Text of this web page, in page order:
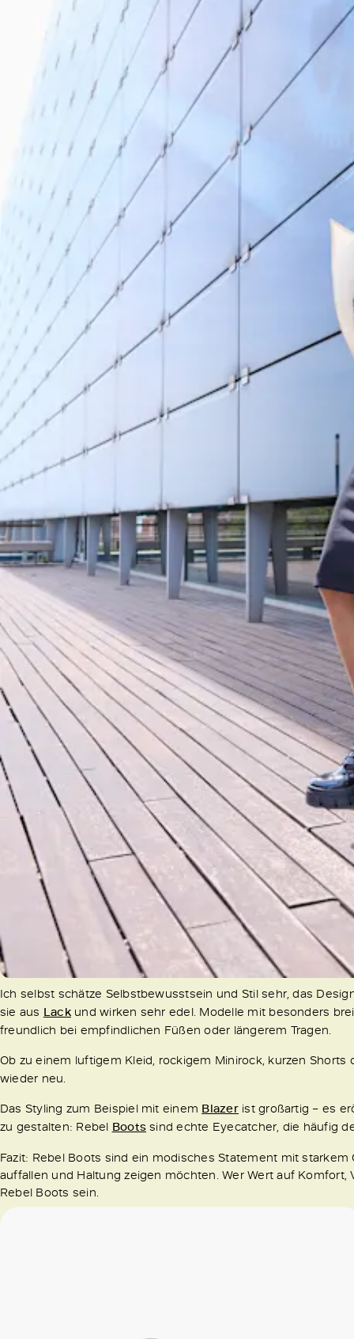
Ich selbst schätze Selbstbewusstsein und Stil sehr, das
sie aus Lackund wirken sehr edel. Modelle mit besonders
freundlich bei empfindlichen Füßen oder längerem Tragen.
Ob zu einem luftigem Kleid, rockigem Minirock, kurzen
wieder neu.
Das Styling zum Beispiel mit einem Blazerist großartig – es
zu gestalten: Rebel Boots sind echte Eyecatcher, die häufig
Fazit: Rebel Boots sind ein modisches Statement mit
auffallen und Haltung zeigen möchten. Wer Wert auf
Rebel Boots sein.